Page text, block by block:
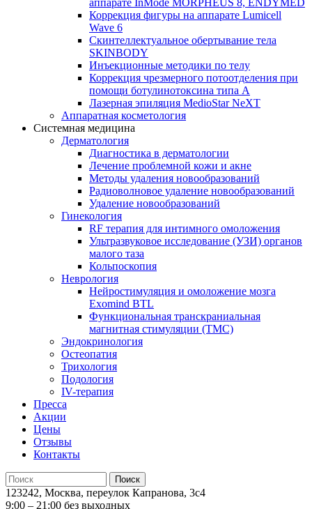
аппарате InMode MORPHEUS 8, ENDYMED
Коррекция фигуры на аппарате Lumicell
Wave 6
Скинтеллектуальное обертывание тела
SKINBODY
Инъекционные методики по телу
Коррекция чрезмерного потоотделения при
помощи ботулинотоксина типа А
Лазерная эпиляция MedioStar NeXT
Аппаратная косметология
Системная медицина
Дерматология
Диагностика в дерматологии
Лечение проблемной кожи и акне
Методы удаления новообразований
Радиоволновое удаление новообразований
Удаление новообразований
Гинекология
RF терапия для интимного омоложения
Ультразвуковое исследование (УЗИ) органов
малого таза
Кольпоскопия
Неврология
Нейростимуляция и омоложение мозга
Exomind BTL
Функциональная транскраниальная
магнитная стимуляции (ТМС)
Эндокринология
Остеопатия
Трихология
Подология
IV-терапия
Пресса
Акции
Цены
Отзывы
Контакты
123242, Москва, переулок Капранова, 3с4
9:00 – 21:00 без выходных